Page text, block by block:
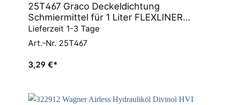
25T467 Graco Deckeldichtung
Schmiermittel für 1 Liter FLEXLINER
Becher
Lieferzeit 1-3 Tage
Art.-Nr. 25T467
3,29 €*